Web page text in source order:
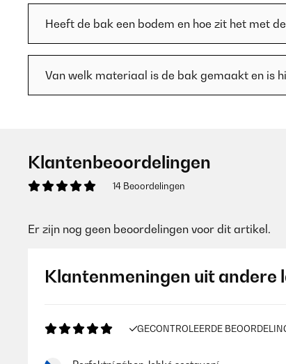
Heeft de bak een bodem en hoe zit het met
Van welk materiaal is de bak gemaakt en is
Klantenbeoordelingen
14 Beoordelingen
Er zijn nog geen beoordelingen voor dit artikel.
Klantenmeningen uit andere
GECONTROLEERDE